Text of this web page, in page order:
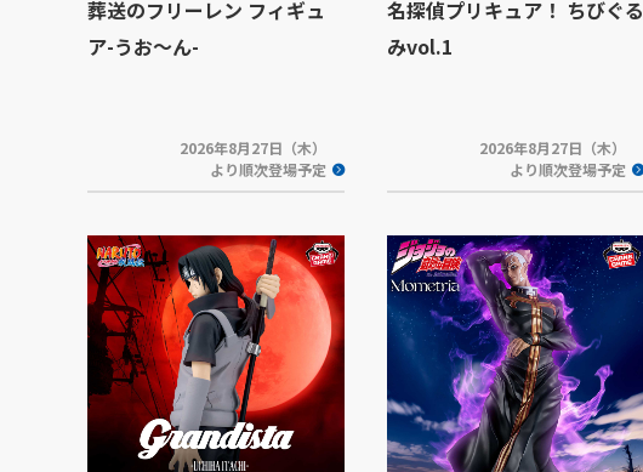
葬送のフリーレン フィギュ
ア-うお～ん-
2026年8月27日（木）
より順次登場予定
名探偵プリキュア！ ちびぐる
みvol.1
2026年8月27日（木）
より順次登場予定